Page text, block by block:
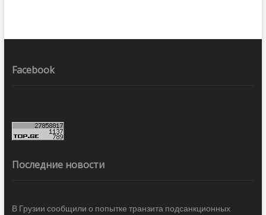
Facebook
Последние новости
В Грузии сообщили о попытке транзита подсанкционных